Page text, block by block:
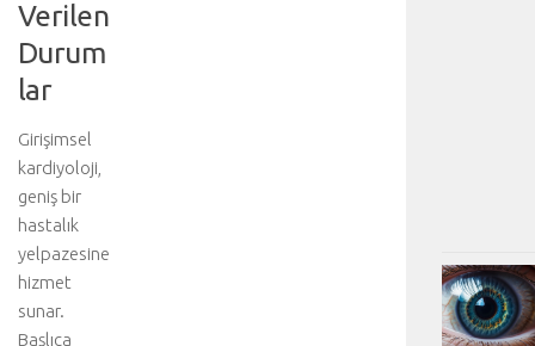
Verilen
Durum
lar
Girişimsel
kardiyoloji,
geniş bir
hastalık
yelpazesine
hizmet
sunar.
Başlıca